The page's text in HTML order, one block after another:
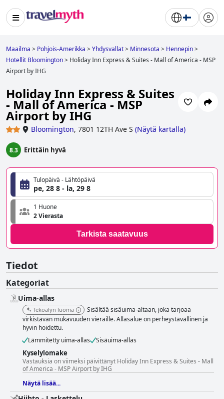
Maailma > Pohjois-Amerikka >Yhdysvallat> Minnesota > Hennepin>
Hotellit Bloomington> Holiday Inn Express & Suites - Mall of America - MSP
Airport by IHG
Holiday Inn Express & Suites
- Mall of America - MSP
Airport by IHG
Bloomington, 7801 12TH Ave S (Näytä kartalla)
8.3 Erittäin hyvä
Tulopäivä - Lähtöpäivä
pe, 28 8 - la, 29 8
1 Huone
2 Vierasta
Tarkista saatavuus
Tiedot
Kategoriat
Uima-allas
Tekoälyn luoma
Sisältää sisäuima-altaan, joka tarjoaa
virkistävän mukavuuden vieraille. Allasalue on perheystävällinen ja
hyvin hoidettu.
Lämmitetty uima-allas
Sisäuima-allas
Kyselylomake
Vastauksia on viimeksi päivittänyt Holiday Inn Express & Suites - Mall
of America - MSP Airport by IHG
Näytä lisää...